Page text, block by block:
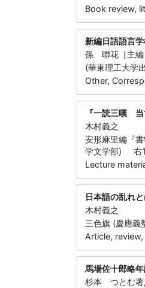
Book review,
新編日語語言
孫 聯花［主
(華東理工大
Other,
『一読三嘆
木村義之
安形麻里編『
学文学部) 右
Lecture
日本語の乱れ
木村義之
三色旗 (慶應
Article,
馬場佐十郎略
杉本 つとむ